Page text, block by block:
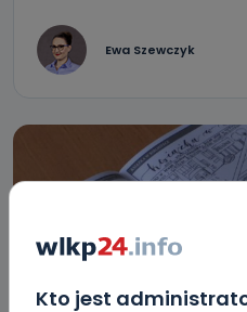
Kto jest
Ewa Szewczyk